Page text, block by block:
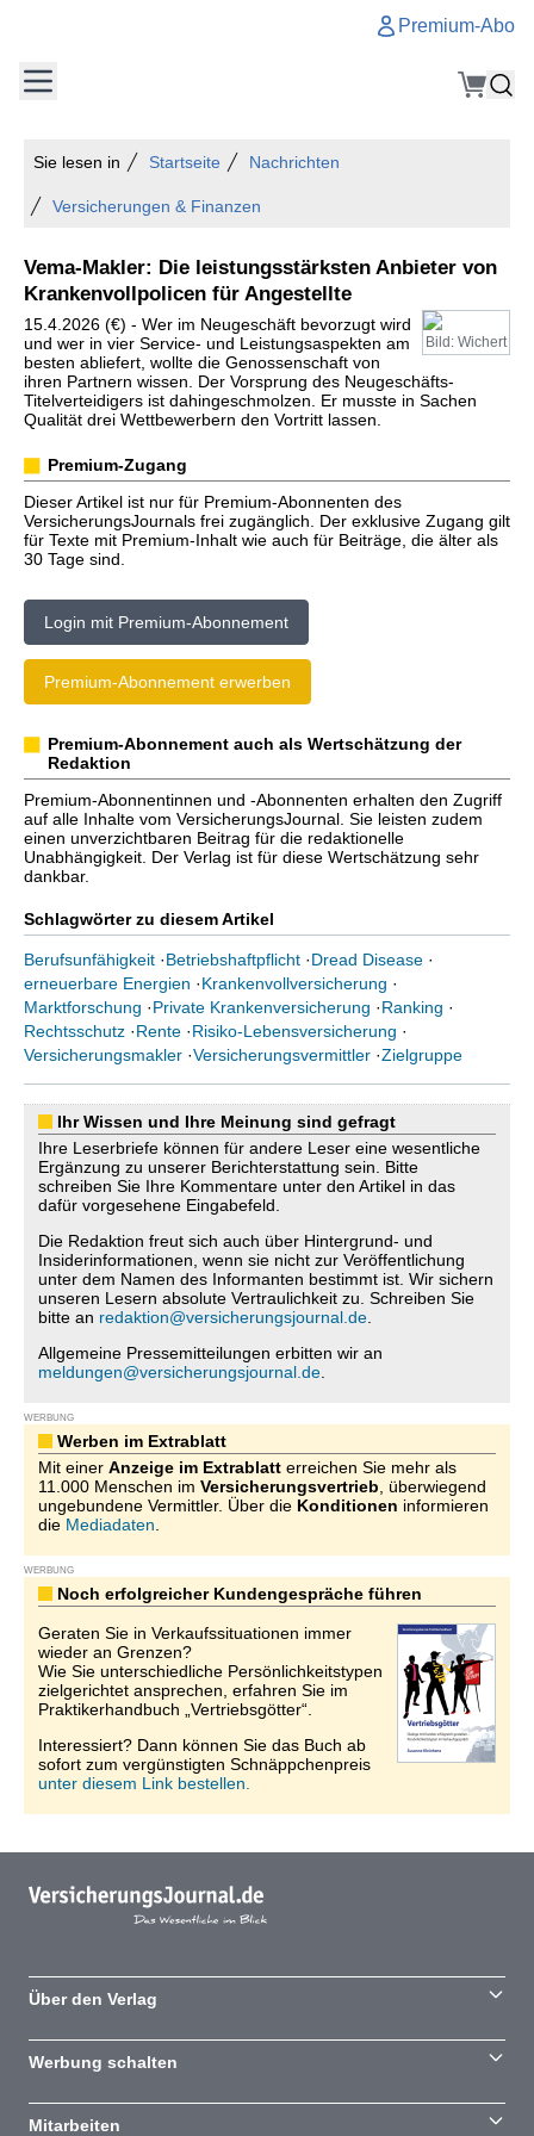
Premium-Abo
Sie lesen in Startseite Nachrichten
Versicherungen & Finanzen
Vema-Makler: Die leistungsstärksten Anbieter von
Krankenvollpolicen für Angestellte
Bild: Wichert
15.4.2026 (€) - Wer im Neugeschäft bevorzugt wird
und wer in vier Service- und Leistungsaspekten am
besten abliefert, wollte die Genossenschaft von
ihren Partnern wissen. Der Vorsprung des Neugeschäfts-
Titelverteidigers ist dahingeschmolzen. Er musste in Sachen
Qualität drei Wettbewerbern den Vortritt lassen.
Premium-Zugang
Dieser Artikel ist nur für Premium-Abonnenten des
VersicherungsJournals frei zugänglich. Der exklusive Zugang gilt
für Texte mit Premium-Inhalt wie auch für Beiträge, die älter als
30 Tage sind.
Login mit Premium-Abonnement
Premium-Abonnement erwerben
Premium-Abonnement auch als Wertschätzung der
Redaktion
Premium-Abonnentinnen und -Abonnenten erhalten den Zugriff
auf alle Inhalte vom VersicherungsJournal. Sie leisten zudem
einen unverzichtbaren Beitrag für die redaktionelle
Unabhängigkeit. Der Verlag ist für diese Wertschätzung sehr
dankbar.
Schlagwörter zu diesem Artikel
Berufsunfähigkeit ·Betriebshaftpflicht ·Dread Disease ·
erneuerbare Energien ·Krankenvollversicherung ·
Marktforschung ·Private Krankenversicherung ·Ranking ·
Rechtsschutz ·Rente ·Risiko-Lebensversicherung ·
Versicherungsmakler ·Versicherungsvermittler ·Zielgruppe
Ihr Wissen und Ihre Meinung sind gefragt
Ihre Leserbriefe können für andere Leser eine wesentliche
Ergänzung zu unserer Berichterstattung sein. Bitte
schreiben Sie Ihre Kommentare unter den Artikel in das
dafür vorgesehene Eingabefeld.
Die Redaktion freut sich auch über Hintergrund- und
Insiderinformationen, wenn sie nicht zur Veröffentlichung
unter dem Namen des Informanten bestimmt ist. Wir sichern
unseren Lesern absolute Vertraulichkeit zu. Schreiben Sie
bitte an redaktion@versicherungsjournal.de
Allgemeine Pressemitteilungen erbitten wir an
meldungen@versicherungsjournal.de
WERBUNG
Werben im Extrablatt
Mit einer Anzeige im Extrablatt erreichen Sie mehr als
11.000 Menschen im Versicherungsvertrieb , überwiegend
ungebundene Vermittler. Über die Konditionen informieren
die Mediadaten
WERBUNG
Noch erfolgreicher Kundengespräche führen
Geraten Sie in Verkaufssituationen immer
wieder an Grenzen?
Wie Sie unterschiedliche Persönlichkeitstypen
zielgerichtet ansprechen, erfahren Sie im
Praktikerhandbuch „Vertriebsgötter“.
Interessiert? Dann können Sie das Buch ab
sofort zum vergünstigten Schnäppchenpreis
unter diesem Link bestellen.
Über den Verlag
Werbung schalten
Mitarbeiten